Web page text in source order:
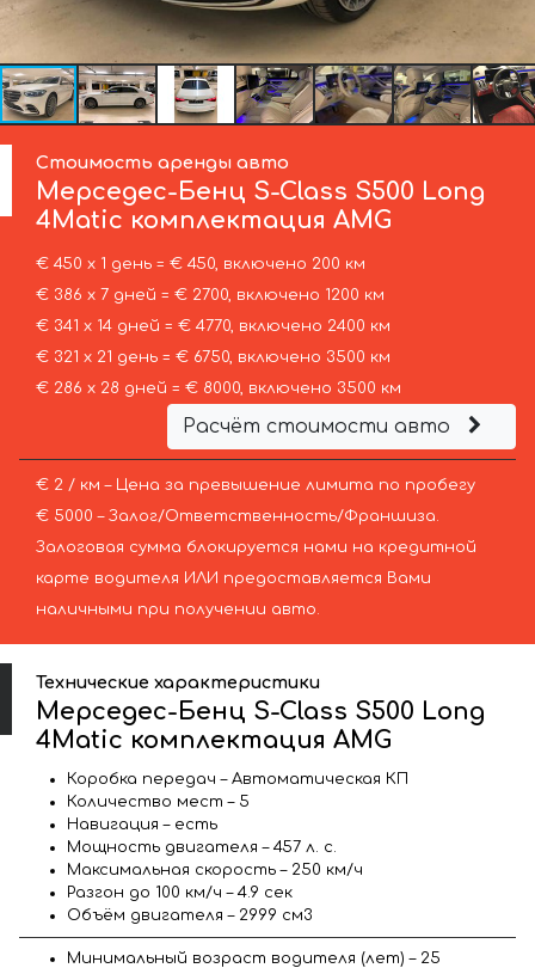
Стоимость аренды авто
Мерседес-Бенц S-Class S500 Long
4Matic комплектация AMG
€ 450 х 1 день = € 450, включено 200 км
€ 386 х 7 дней = € 2700, включено 1200 км
€ 341 х 14 дней = € 4770, включено 2400 км
€ 321 х 21 день = € 6750, включено 3500 км
€ 286 х 28 дней = € 8000, включено 3500 км
Расчёт стоимости авто
€ 2 / км – Цена за превышение лимита по пробегу
€ 5000 – Залог/Ответственность/Франшиза.
Залоговая сумма блокируется нами на кредитной
карте водителя ИЛИ предоставляется Вами
наличными при получении авто.
Технические характеристики
Мерседес-Бенц S-Class S500 Long
4Matic комплектация AMG
Коробка передач – Автоматическая КП
Количество мест – 5
Навигация – есть
Мощность двигателя – 457 л. с.
Максимальная скорость – 250 км/ч
Разгон до 100 км/ч – 4.9 сек
Объём двигателя – 2999 см3
Минимальный возраст водителя (лет) – 25